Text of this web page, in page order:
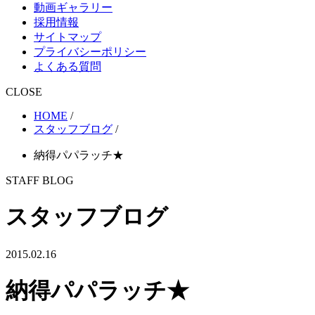
動画ギャラリー
採用情報
サイトマップ
プライバシーポリシー
よくある質問
CLOSE
HOME /
スタッフブログ /
納得パパラッチ★
STAFF BLOG
スタッフブログ
2015.02.16
納得パパラッチ★